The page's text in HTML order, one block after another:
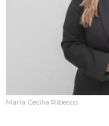
María Cecilia Ribecco.